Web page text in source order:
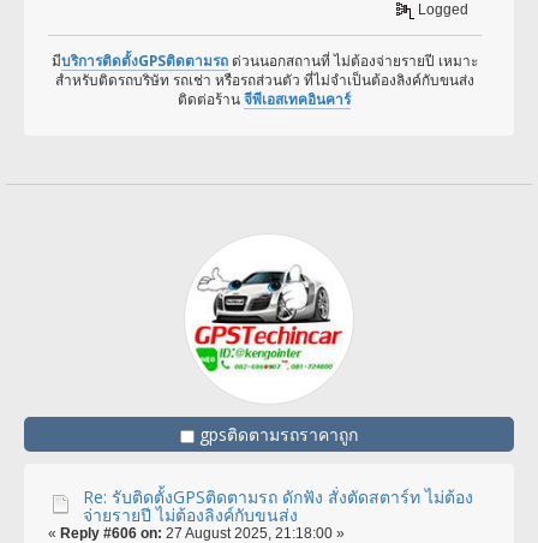
Logged
มีบริการติดตั้งGPSติดตามรถด่วนนอกสถานที่ ไม่ต้องจ่ายรายปี เหมาะ
สำหรับติดรถบริษัท รถเช่า หรือรถส่วนตัว ที่ไม่จำเป็นต้องลิงค์กับขนส่ง
ติดต่อร้านจีพีเอสเทคอินคาร์
gpsติดตามรถราคาถูก
Re: รับติดตั้งGPSติดตามรถ ดักฟัง สั่งตัดสตาร์ท ไม่ต้อง
จ่ายรายปี ไม่ต้องลิงค์กับขนส่ง
« Reply #606 on: 27 August 2025, 21:18:00 »